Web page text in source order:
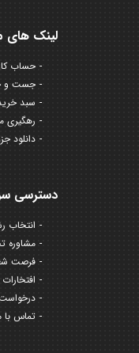
لینک های
حساب
جست و
سبد
رهگیری
دانلود
دسترسی
انتخاب
مشاوره
فرصت
تماس با